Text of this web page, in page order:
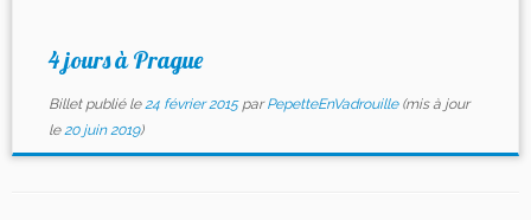
4 jours à Prague
Billet publié le24 février 2015 parPepetteEnVadrouille(mis à jour
le20 juin 2019)